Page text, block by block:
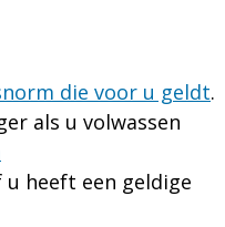
die voor u geldt.
als u volwassen
heeft een gel­di­ge